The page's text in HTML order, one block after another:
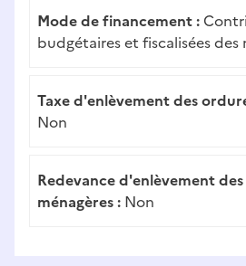
Mode de financement :
budgétaires et fiscalisées des
Taxe d'enlèvement des
Non
Redevance d'enlèvement
ménagères : Non